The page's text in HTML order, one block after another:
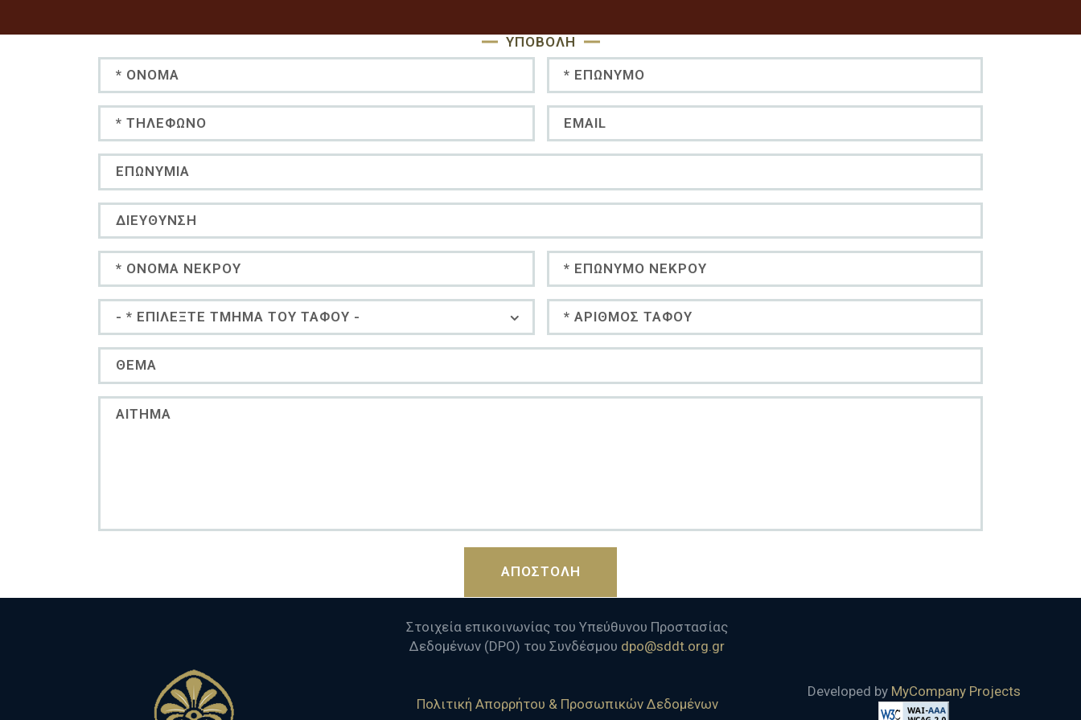
ΥΠΟΒΟΛΉ
Όνομα
Επώνυμο
Τηλέφωνο Τηλέφωνο
Επωνυμία
Διεύθυνση
Όνομα Νεκρού Επώνυμο Νεκρού
Επιλεξτε Τμημα του Ταφου Αριθμος Ταφου
Θεμα
Αίτημα
Στοιχεία επικοινωνίας του Υπεύθυνου Προστασίας
Δεδομένων (DPO) του Συνδέσμου dpo@sddt.org.gr
Πολιτική Απορρήτου & Προσωπικών Δεδομένων
Developed by MyCompany Projects